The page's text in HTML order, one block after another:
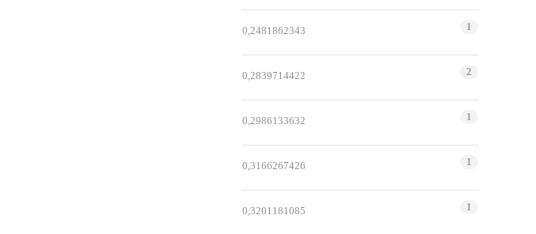
0,2481862343 1
0,2839714422 2
0,2986133632 1
0,3166267426 1
0,3201181085 1